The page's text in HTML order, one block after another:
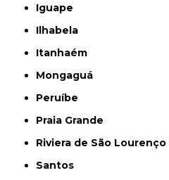
Iguape
Ilhabela
Itanhaém
Mongaguá
Peruíbe
Praia Grande
Riviera de São Lourenço
Santos